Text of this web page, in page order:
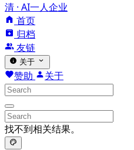
清 · AI一人企业
首页
归档
友链
关于
赞助 关于
找不到相关结果。